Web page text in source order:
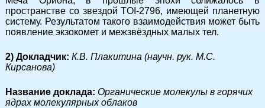
пространстве со звездой TOI-2796, имеющей планетную
систему. Результатом такого взаимодействия может быть
появление экзокомет и межзвёздных малых тел.
2) Докладчик: К.В. Плакитина (научн. рук. М.С.
Кирсанова)
Название доклада: Органические молекулы в горячих
ядрах молекулярных облаков